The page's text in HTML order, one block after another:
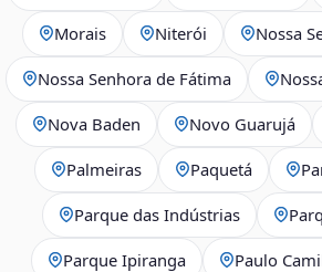
Morais Niterói Nossa
Nossa Senhora de Fátima
Nova Baden Novo Guarujá
Palmeiras Paquetá
Parque das Indústrias
Parque Ipiranga Paulo